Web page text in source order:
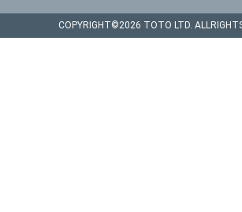
COPYRIGHT©2026 TOTO LTD.